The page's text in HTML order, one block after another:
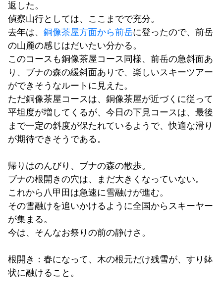
返した。
偵察山行としては、ここまでで充分。
去年は、 銅像茶屋方面から前岳に登ったので、前岳
の山麓の感じはだいたい分かる。
このコースも銅像茶屋コース同様、前岳の急斜面あ
り、ブナの森の緩斜面ありで、楽しいスキーツアー
ができそうなルートに見えた。
ただ銅像茶屋コースは、銅像茶屋が近づくに従って
平坦度が増してくるが、今日の下見コースは、最後
まで一定の斜度が保たれているようで、快適な滑り
が期待できそうである。
帰りはのんびり、ブナの森の散歩。
ブナの根開きの穴は、まだ大きくなっていない。
これから八甲田は急速に雪融けが進む。
その雪融けを追いかけるように全国からスキーヤー
が集まる。
今は、そんなお祭りの前の静けさ。
根開き：春になって、木の根元だけ残雪が、すり鉢
状に融けること。